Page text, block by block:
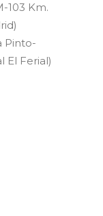
103 Km.
Pinto-
El Ferial)